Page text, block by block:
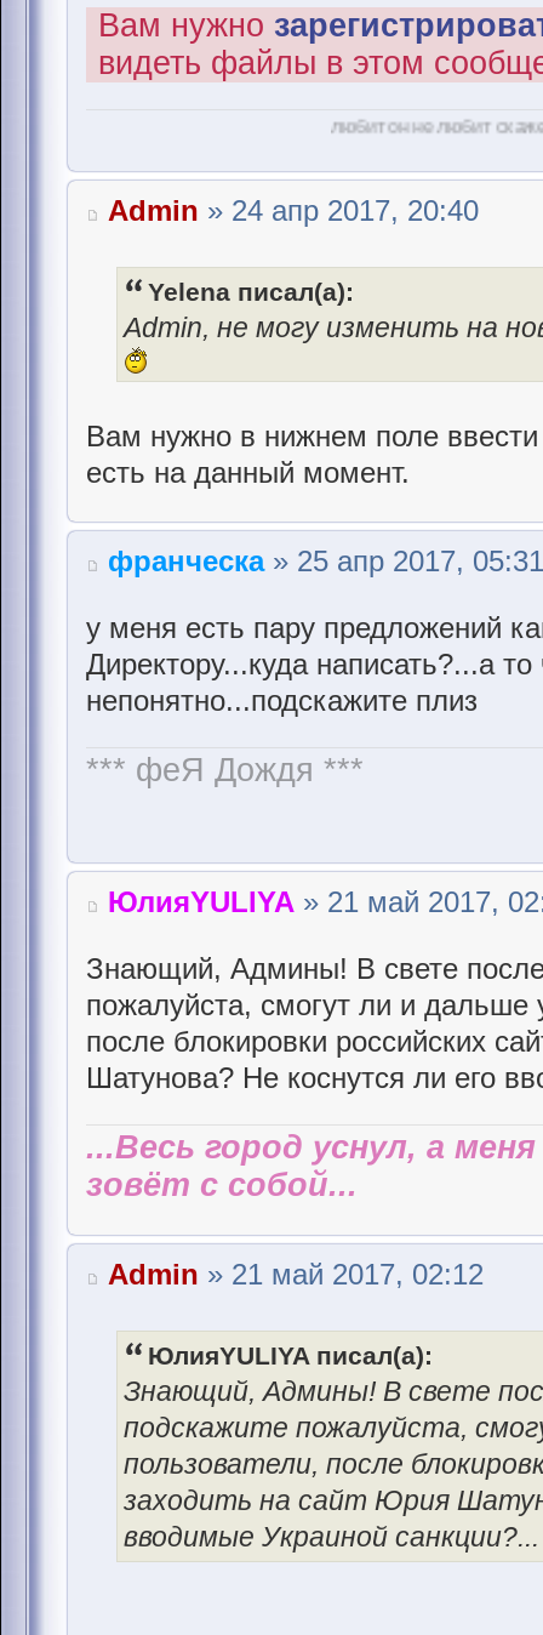
Вам нужно
видеть файлы в этом
любит он не любит скажет
Admin » 24 апр 2017, 20:40
Yelena писал(а):
Admin, не могу изменить на
Вам нужно в нижнем поле
есть на данный момент.
франческа» 25 апр 2017, 05:31
у меня есть пару предложений
Директору...куда написать?...а
непонятно...подскажите плиз
*** феЯ Дождя ***
ЮлияYULIYA » 21 май 2017,
Знающий, Админы! В свете
пожалуйста, смогут ли и дальше
после блокировки российских
Шатунова? Не коснутся ли его
...Весь город уснул, а
зовёт с собой...
Admin » 21 май 2017, 02:12
ЮлияYULIYA писал(а):
Знающий, Админы! В свете
подскажите пожалуйста,
пользователи, после
заходить на сайт Юрия
вводимые Украиной санкции?...